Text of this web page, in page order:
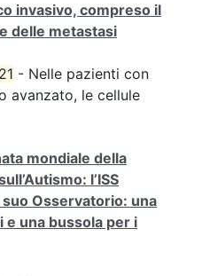
invasivo, compreso il
delle metastasi
- Nelle pazienti con
avanzato, le cellule
mondiale della
l’ISS
Osservatorio: una
e una bussola per i